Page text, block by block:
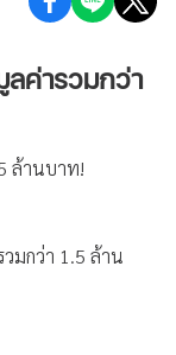
ลค่ารวมกว่า
ล้านบาท!
มกว่า 1.5 ล้าน